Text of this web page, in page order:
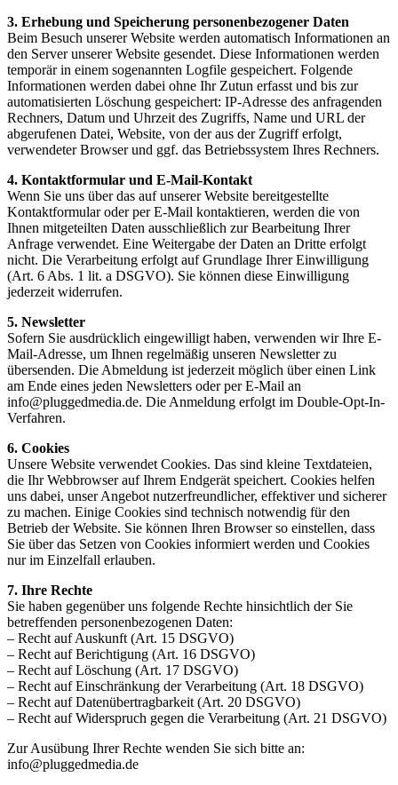
3. Erhebung und Speicherung personenbezogener Daten
Beim Besuch unserer Website werden automatisch Informationen an
den Server unserer Website gesendet. Diese Informationen werden
temporär in einem sogenannten Logfile gespeichert. Folgende
Informationen werden dabei ohne Ihr Zutun erfasst und bis zur
automatisierten Löschung gespeichert: IP-Adresse des anfragenden
Rechners, Datum und Uhrzeit des Zugriffs, Name und URL der
abgerufenen Datei, Website, von der aus der Zugriff erfolgt,
verwendeter Browser und ggf. das Betriebssystem Ihres Rechners.
4. Kontaktformular und E-Mail-Kontakt
Wenn Sie uns über das auf unserer Website bereitgestellte
Kontaktformular oder per E-Mail kontaktieren, werden die von
Ihnen mitgeteilten Daten ausschließlich zur Bearbeitung Ihrer
Anfrage verwendet. Eine Weitergabe der Daten an Dritte erfolgt
nicht. Die Verarbeitung erfolgt auf Grundlage Ihrer Einwilligung
(Art. 6 Abs. 1 lit. a DSGVO). Sie können diese Einwilligung
jederzeit widerrufen.
5. Newsletter
Sofern Sie ausdrücklich eingewilligt haben, verwenden wir Ihre E-
Mail-Adresse, um Ihnen regelmäßig unseren Newsletter zu
übersenden. Die Abmeldung ist jederzeit möglich über einen Link
am Ende eines jeden Newsletters oder per E-Mail an
info@pluggedmedia.de. Die Anmeldung erfolgt im Double-Opt-In-
Verfahren.
6. Cookies
Unsere Website verwendet Cookies. Das sind kleine Textdateien,
die Ihr Webbrowser auf Ihrem Endgerät speichert. Cookies helfen
uns dabei, unser Angebot nutzerfreundlicher, effektiver und sicherer
zu machen. Einige Cookies sind technisch notwendig für den
Betrieb der Website. Sie können Ihren Browser so einstellen, dass
Sie über das Setzen von Cookies informiert werden und Cookies
nur im Einzelfall erlauben.
7. Ihre Rechte
Sie haben gegenüber uns folgende Rechte hinsichtlich der Sie
betreffenden personenbezogenen Daten:
– Recht auf Auskunft (Art. 15 DSGVO)
– Recht auf Berichtigung (Art. 16 DSGVO)
– Recht auf Löschung (Art. 17 DSGVO)
– Recht auf Einschränkung der Verarbeitung (Art. 18 DSGVO)
– Recht auf Datenübertragbarkeit (Art. 20 DSGVO)
– Recht auf Widerspruch gegen die Verarbeitung (Art. 21 DSGVO)
Zur Ausübung Ihrer Rechte wenden Sie sich bitte an:
info@pluggedmedia.de